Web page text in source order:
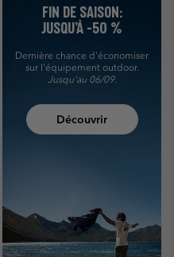
FIN DE SAISON:
JUSQU’À -50 %
Dernière chance d'économiser
sur l'équipement outdoor.
Jusqu'au 06/09.
Découvrir